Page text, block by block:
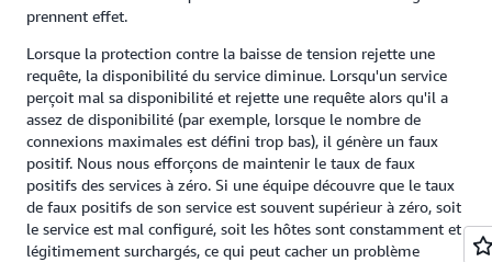
prennent effet.
Lorsque la protection contre la baisse de tension rejette une
requête, la disponibilité du service diminue. Lorsqu'un service
perçoit mal sa disponibilité et rejette une requête alors qu'il a
assez de disponibilité (par exemple, lorsque le nombre de
connexions maximales est défini trop bas), il génère un faux
positif. Nous nous efforçons de maintenir le taux de faux
positifs des services à zéro. Si une équipe découvre que le taux
de faux positifs de son service est souvent supérieur à zéro, soit
le service est mal configuré, soit les hôtes sont constamment et
légitimement surchargés, ce qui peut cacher un problème